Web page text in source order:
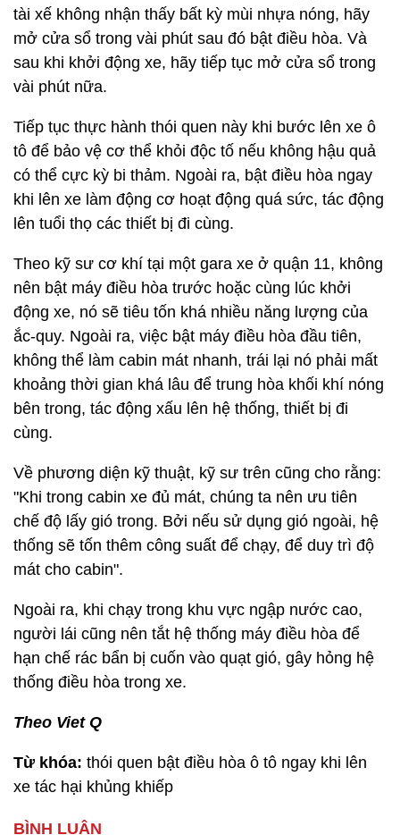
tài xế không nhận thấy bất kỳ mùi nhựa nóng, hãy
mở cửa sổ trong vài phút sau đó bật điều hòa. Và
sau khi khởi động xe, hãy tiếp tục mở cửa sổ trong
vài phút nữa.
Tiếp tục thực hành thói quen này khi bước lên xe ô
tô để bảo vệ cơ thể khỏi độc tố nếu không hậu quả
có thể cực kỳ bi thảm. Ngoài ra, bật điều hòa ngay
khi lên xe làm động cơ hoạt động quá sức, tác động
lên tuổi thọ các thiết bị đi cùng.
Theo kỹ sư cơ khí tại một gara xe ở quận 11, không
nên bật máy điều hòa trước hoặc cùng lúc khởi
động xe, nó sẽ tiêu tốn khá nhiều năng lượng của
ắc-quy. Ngoài ra, việc bật máy điều hòa đầu tiên,
không thể làm cabin mát nhanh, trái lại nó phải mất
khoảng thời gian khá lâu để trung hòa khối khí nóng
bên trong, tác động xấu lên hệ thống, thiết bị đi
cùng.
Về phương diện kỹ thuật, kỹ sư trên cũng cho rằng:
"Khi trong cabin xe đủ mát, chúng ta nên ưu tiên
chế độ lấy gió trong. Bởi nếu sử dụng gió ngoài, hệ
thống sẽ tốn thêm công suất để chạy, để duy trì độ
mát cho cabin".
Ngoài ra, khi chạy trong khu vực ngập nước cao,
người lái cũng nên tắt hệ thống máy điều hòa để
hạn chế rác bẩn bị cuốn vào quạt gió, gây hỏng hệ
thống điều hòa trong xe.
Theo Viet Q
Từ khóa: thói quen bật điều hòa ô tô ngay khi lên
xe tác hại khủng khiếp